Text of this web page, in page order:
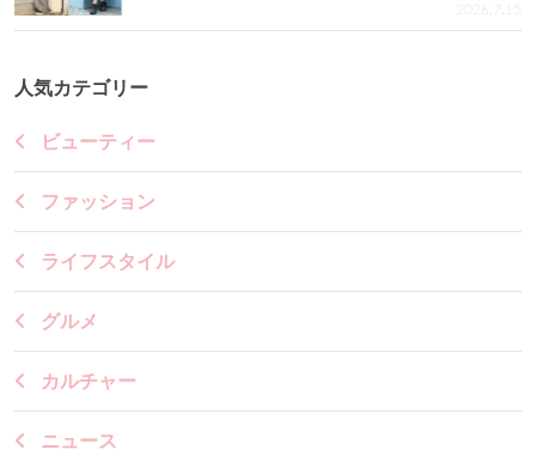
2026.7.15
人気カテゴリー
ビューティー
ファッション
ライフスタイル
グルメ
カルチャー
ニュース